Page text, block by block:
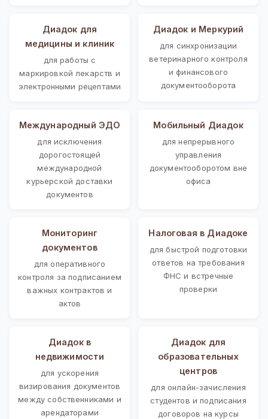
Диадок для
медицины и клиник
для работы с
маркировкой лекарств и
электронными рецептами
Диадок и Меркурий
для синхронизации
ветеринарного контроля
и финансового
документооборота
Международный ЭДО
для исключения
дорогостоящей
международной
курьерской доставки
документов
Мобильный Диадок
для непрерывного
управления
документооборотом вне
офиса
Мониторинг
документов
для оперативного
контроля за подписанием
важных контрактов и
актов
Налоговая в Диадоке
для быстрой подготовки
ответов на требования
ФНС и встречные
проверки
Диадок в
недвижимости
для ускорения
визирования документов
между собственниками и
арендаторами
Диадок для
образовательных
центров
для онлайн-зачисления
студентов и подписания
договоров на курсы